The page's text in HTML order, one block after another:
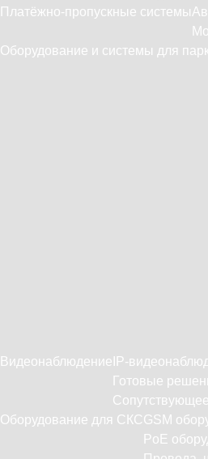
Платёжно-пропускные системы
Оборудование и системы для
Видеонаблюдение IP-
Готовые
Оборудование для СКСGSM
PoE